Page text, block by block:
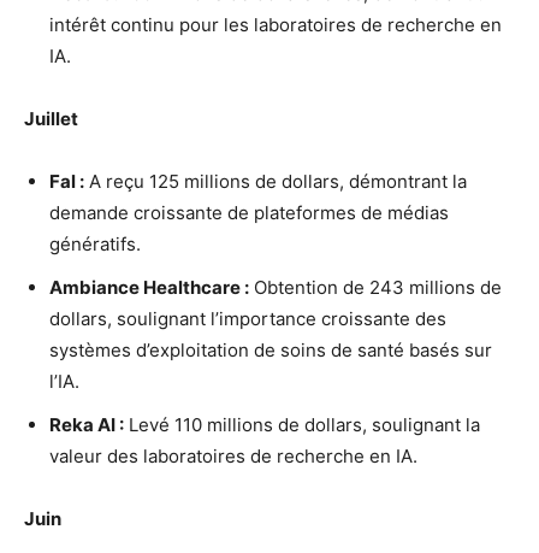
intérêt continu pour les laboratoires de recherche en
IA.
Juillet
Fal : A reçu 125 millions de dollars, démontrant la
demande croissante de plateformes de médias
génératifs.
Ambiance Healthcare : Obtention de 243 millions de
dollars, soulignant l’importance croissante des
systèmes d’exploitation de soins de santé basés sur
l’IA.
Reka AI : Levé 110 millions de dollars, soulignant la
valeur des laboratoires de recherche en IA.
Juin